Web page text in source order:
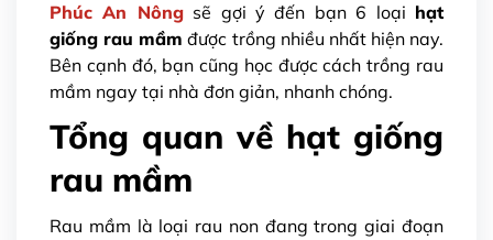
Phúc An Nôngsẽ gợi ý đến bạn 6 loại hạt
giống rau mầm được trồng nhiều nhất hiện nay.
Bên cạnh đó, bạn cũng học được cách trồng rau
mầm ngay tại nhà đơn giản, nhanh chóng.
Tổng quan về hạt giống
rau mầm
Rau mầm là loại rau non đang trong giai đoạn